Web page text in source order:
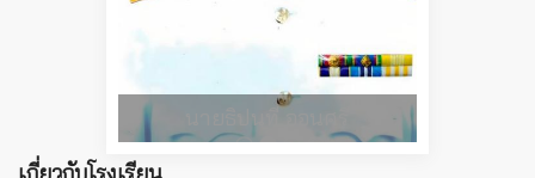
นายธิปนที ออนศรี
เกี่ยวกับโรงเรียน